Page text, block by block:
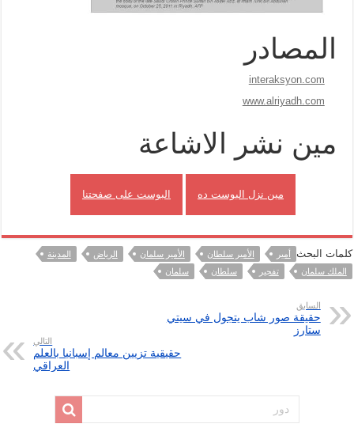
المصادر
interaksyon.com
www.alriyadh.com
مين نشر الاشاعة
مين نزل البوست ده البوست على صفحتنا
كلمات البحث أمير الأمير سلطان الأمير سلمان الرياض
المدينة
الملك سلمان
تفجير سلطان سلمان
السابق
حقيقة صور شاب يتجول في سيتي
ستارز
التالي
حقيقية تزيين معالم إسبانيا بالعلم
العراقي